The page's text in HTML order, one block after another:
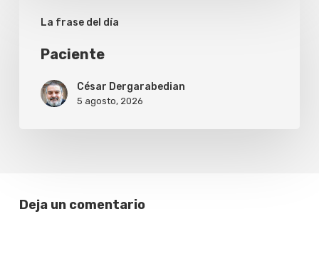
La frase del día
Paciente
César Dergarabedian
5 agosto, 2026
Deja un comentario